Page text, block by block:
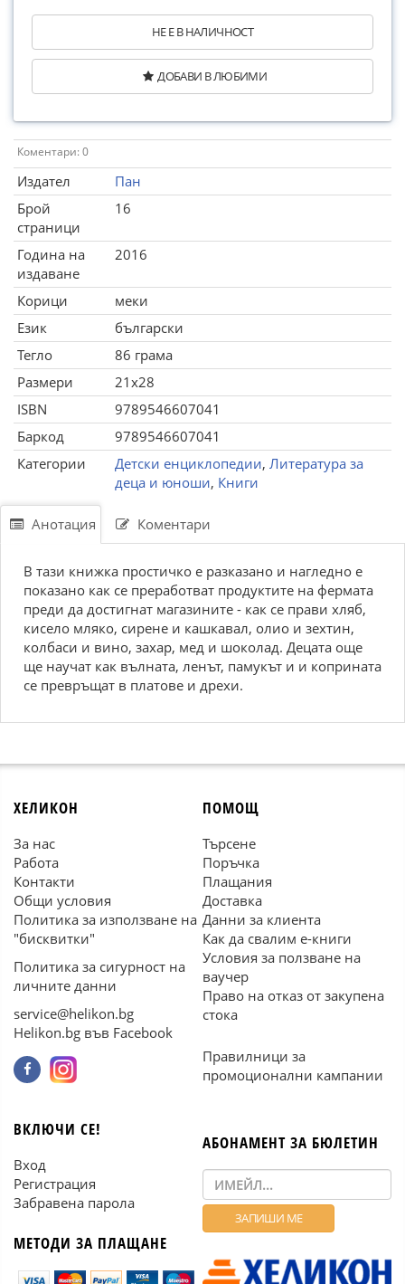
НЕ Е В НАЛИЧНОСТ
ДОБАВИ В ЛЮБИМИ
Коментари: 0
Издател
Пан
Брой
страници
16
Година на
издаване
2016
Корици
меки
Език
български
Тегло
86 грама
Размери
21x28
ISBN
9789546607041
Баркод
9789546607041
Категории
Детски енциклопедии, Литература за
деца и юноши, Книги
Анотация Коментари
В тази книжка простичко е разказано и нагледно е
показано как се преработват продуктите на фермата
преди да достигнат магазините - как се прави хляб,
кисело мляко, сирене и кашкавал, олио и зехтин,
колбаси и вино, захар, мед и шоколад. Децата още
ще научат как вълната, ленът, памукът и и коприната
се превръщат в платове и дрехи.
ХЕЛИКОН
За нас
Работа
Контакти
Общи условия
Политика за използване на
"бисквитки"
Политика за сигурност на
личните данни
service@helikon.bg
Helikon.bg във Facebook
ПОМОЩ
Търсене
Поръчка
Плащания
Доставка
Данни за клиента
Как да свалим е-книги
Условия за ползване на
ваучер
Право на отказ от закупена
стока
Правилници за
промоционални кампании
ВКЛЮЧИ СЕ!
Вход
Регистрация
Забравена парола
МЕТОДИ ЗА ПЛАЩАНЕ
АБОНАМЕНТ ЗА БЮЛЕТИН